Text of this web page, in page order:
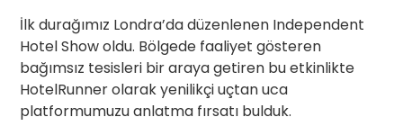
İlk durağımız Londra’da düzenlenen Independent
Hotel Show oldu. Bölgede faaliyet gösteren
bağımsız tesisleri bir araya getiren bu etkinlikte
HotelRunner olarak yenilikçi uçtan uca
platformumuzu anlatma fırsatı bulduk.